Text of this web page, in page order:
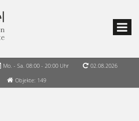
Mo. - Sa. 08:00 - 20:00 Uhr
02.08.2026
Objekte: 149